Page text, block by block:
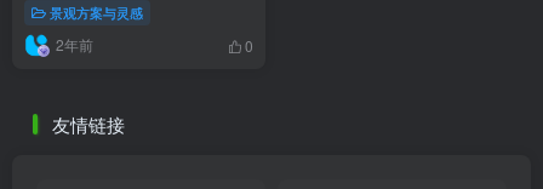
景观方案与灵感
2年前 0
友情链接